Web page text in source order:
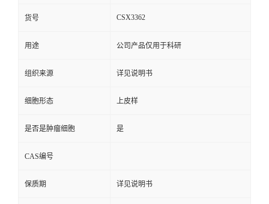
货号 CSX3362
用途 公司产品仅用于科研
组织来源 详见说明书
细胞形态 上皮样
是否是肿瘤细胞 是
CAS编号
保质期 详见说明书